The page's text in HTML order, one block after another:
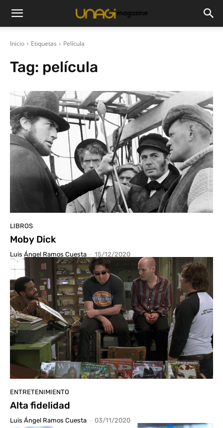
Inicio Etiquetas Película
Tag: película
LIBROS
Moby Dick
Luis Ángel Ramos Cuesta - 15/12/2020
ENTRETENIMIENTO
Alta fidelidad
Luis Ángel Ramos Cuesta - 03/11/2020